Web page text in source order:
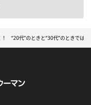
！ “20代”のときと“30代”のときでは